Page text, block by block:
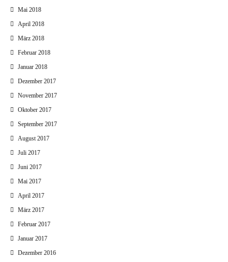
Mai 2018
April 2018
März 2018
Februar 2018
Januar 2018
Dezember 2017
November 2017
Oktober 2017
September 2017
August 2017
Juli 2017
Juni 2017
Mai 2017
April 2017
März 2017
Februar 2017
Januar 2017
Dezember 2016